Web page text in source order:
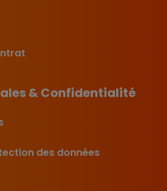
& Confidentialité
des données